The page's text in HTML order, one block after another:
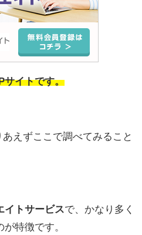
サイトです。
えずここで調べてみること
イトサービスで、かなり多く
特徴です。